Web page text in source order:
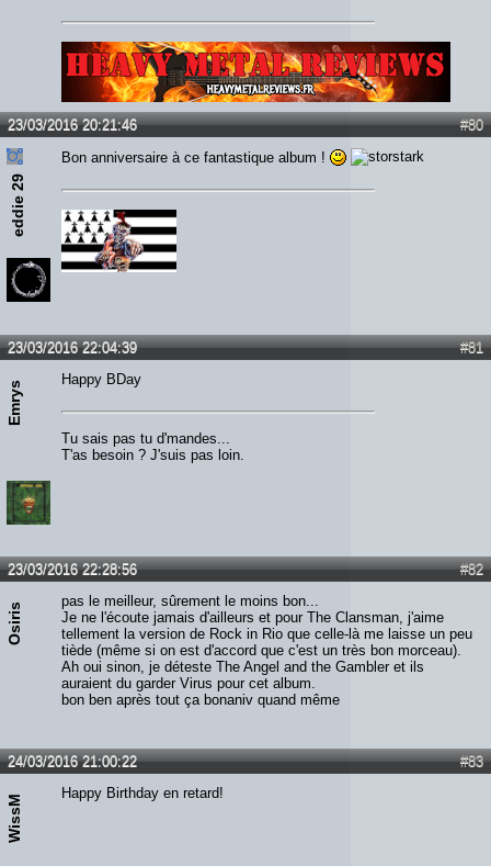
Lien :http://heavymetalreviews.fr/
#80
23/03/2016 20:21:46
eddie 29
Bon anniversaire à ce fantastique album !
#81
23/03/2016 22:04:39
Emrys
Happy BDay
Tu sais pas tu d'mandes...
T'as besoin ? J'suis pas loin.
#82
23/03/2016 22:28:56
Osiris
pas le meilleur, sûrement le moins bon...
Je ne l'écoute jamais d'ailleurs et pour The Clansman, j'aime
tellement la version de Rock in Rio que celle-là me laisse un peu
tiède (même si on est d'accord que c'est un très bon morceau).
Ah oui sinon, je déteste The Angel and the Gambler et ils
auraient du garder Virus pour cet album.
bon ben après tout ça bonaniv quand même
#83
24/03/2016 21:00:22
WissM
Happy Birthday en retard!